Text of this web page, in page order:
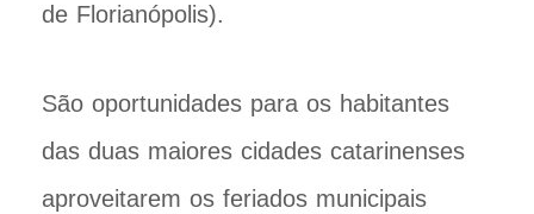
de Florianópolis).
São oportunidades para os habitantes
das duas maiores cidades catarinenses
aproveitarem os feriados municipais